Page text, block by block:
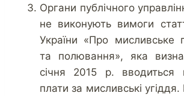
Органи публічного
не виконують вимоги
України «Про мисливське
та полювання», яка
січня 2015 р.
плати за мисливські